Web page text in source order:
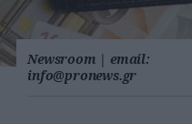
Newsroom | email:
info@pronews.gr